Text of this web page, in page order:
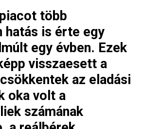
több
hatás is érte egy
egy évben. Ezek
visszaesett a
az eladási
oka volt a
számának